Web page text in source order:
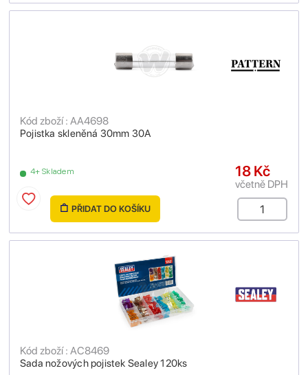
Pojistka skleněná 30mm 30A
Kód zboží : AA4698
4+ Skladem 18 Kč
včetně DPH
PŘIDAT DO KOŠÍKU
Sada nožových pojistek Sealey 120ks
Kód zboží : AC8469